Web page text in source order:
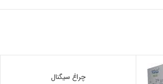
چراغ سیگنال